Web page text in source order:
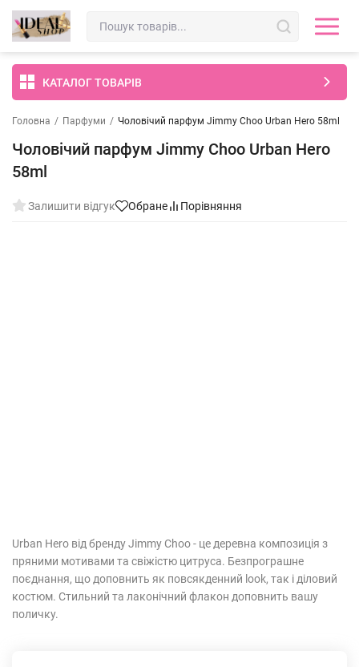
КАТАЛОГ ТОВАРІВ
Головна / Парфуми / Чоловічий парфум Jimmy Choo Urban Hero 58ml
Чоловічий парфум Jimmy Choo Urban Hero
58ml
Залишити відгук Обране Порівняння
Urban Hero від бренду Jimmy Choo - це деревна композиція з
пряними мотивами та свіжістю цитруса. Безпрограшне
поєднання, що доповнить як повсякденний look, так і діловий
костюм. Стильний та лаконічний флакон доповнить вашу
поличку.